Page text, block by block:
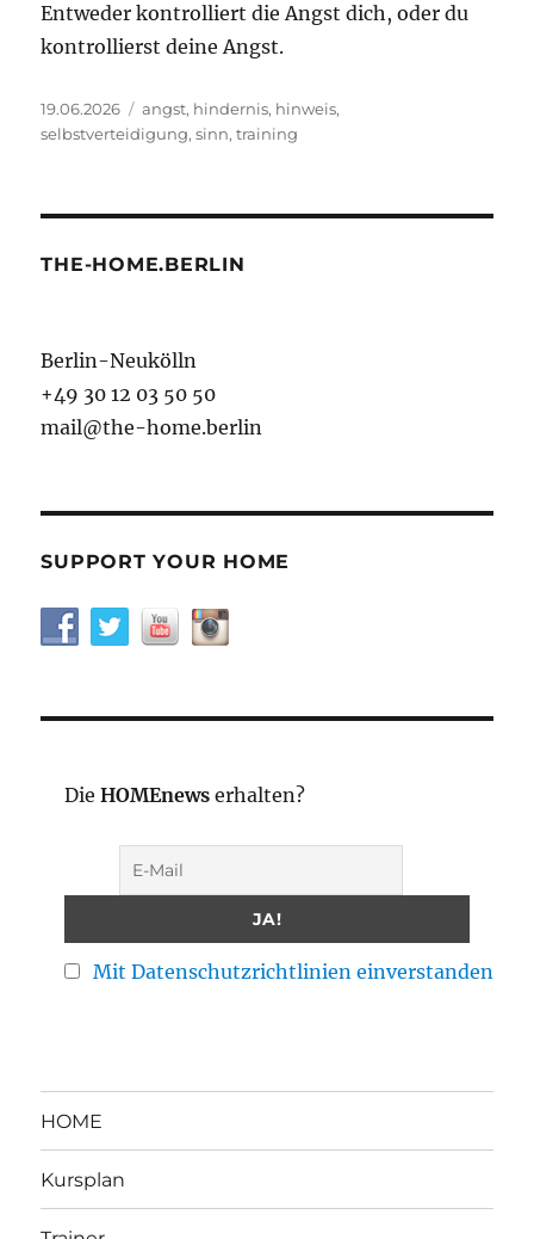
Entweder kontrolliert die Angst dich, oder du
kontrollierst deine Angst.
Veröffentlicht
am
19.06.2026 Schlagwörter
angst, hindernis, hinweis,
selbstverteidigung,sinn,training
THE-HOME.BERLIN
Berlin-Neukölln
+49 30 12 03 50 50
mail@the-home.berlin
SUPPORT YOUR HOME
DieHOMEnewserhalten?
Mit Datenschutzrichtlinien einverstanden
HOME
Kursplan